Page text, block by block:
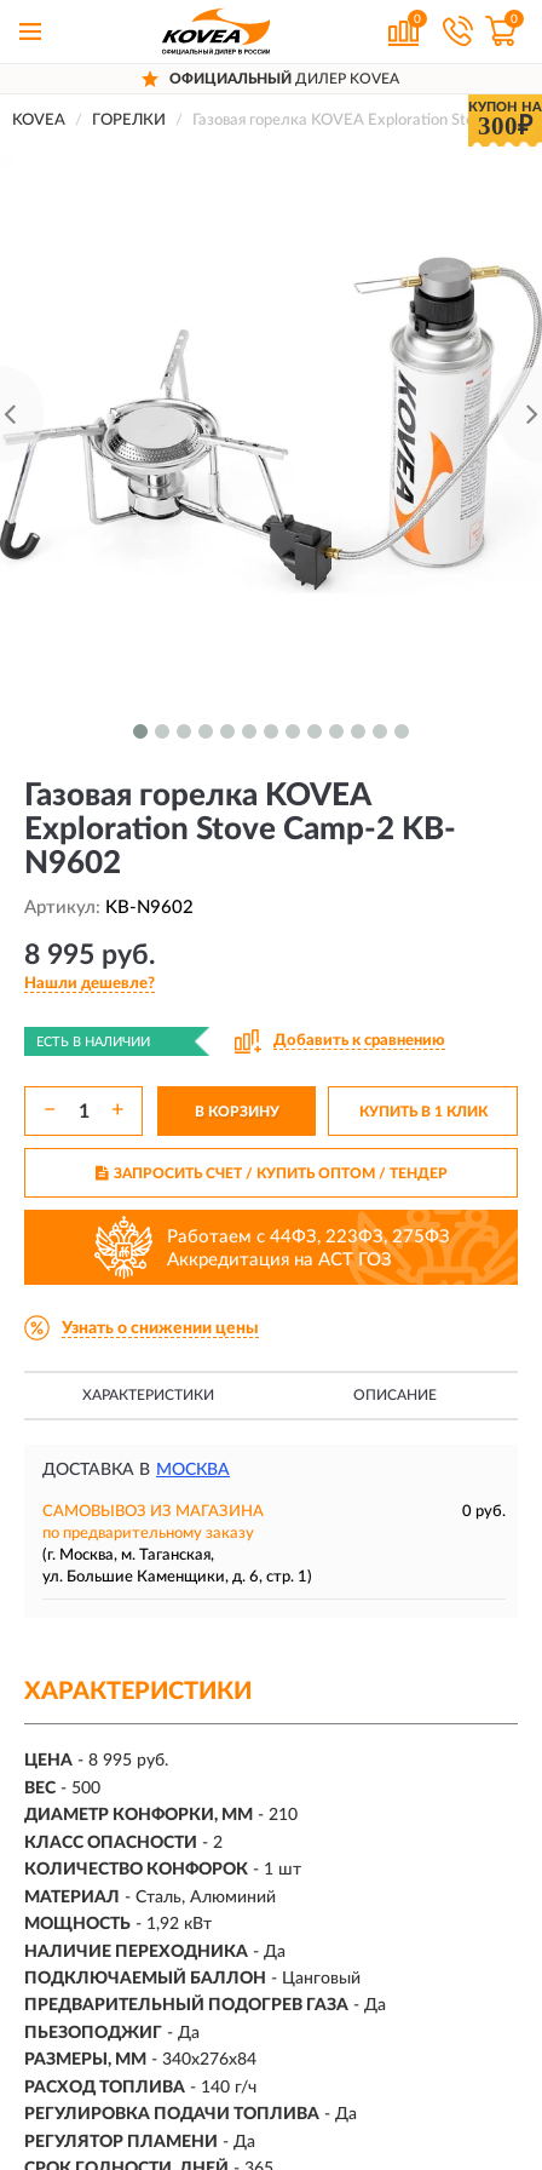
0 0
ОФИЦИАЛЬНЫЙ ДИЛЕР KOVEA
КУПОН НА
300₽
KOVEA ГОРЕЛКИ Газовая горелка KOVEA Exploration Stove
Газовая горелка KOVEA
Exploration Stove Camp-2 KB-
N9602
Артикул: KB-N9602
8 995 руб.
Нашли дешевле?
ЕСТЬ В НАЛИЧИИ Добавить к сравнению
− + В КОРЗИНУ КУПИТЬ В 1 КЛИК
ЗАПРОСИТЬ СЧЕТ / КУПИТЬ ОПТОМ/ ТЕНДЕР
Работаем с 44ФЗ, 223ФЗ, 275ФЗ
Аккредитация на АСТ ГОЗ
Узнать о снижении цены
ХАРАКТЕРИСТИКИ ОПИСАНИЕ
ДОСТАВКА В МОСКВА
САМОВЫВОЗ ИЗ МАГАЗИНА
0 руб.
по предварительному заказу
(г. Москва, м. Таганская,
ул. Большие Каменщики, д. 6, стр. 1)
ХАРАКТЕРИСТИКИ
ЦЕНА - 8 995 руб.
ВЕС - 500
ДИАМЕТР КОНФОРКИ, ММ - 210
КЛАСС ОПАСНОСТИ - 2
КОЛИЧЕСТВО КОНФОРОК - 1 шт
МАТЕРИАЛ - Сталь, Алюминий
МОЩНОСТЬ - 1,92 кВт
НАЛИЧИЕ ПЕРЕХОДНИКА - Да
ПОДКЛЮЧАЕМЫЙ БАЛЛОН - Цанговый
ПРЕДВАРИТЕЛЬНЫЙ ПОДОГРЕВ ГАЗА - Да
ПЬЕЗОПОДЖИГ - Да
РАЗМЕРЫ, ММ - 340х276х84
РАСХОД ТОПЛИВА - 140 г/ч
РЕГУЛИРОВКА ПОДАЧИ ТОПЛИВА - Да
РЕГУЛЯТОР ПЛАМЕНИ - Да